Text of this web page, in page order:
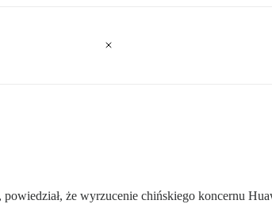
że wyrzucenie chińskiego koncernu